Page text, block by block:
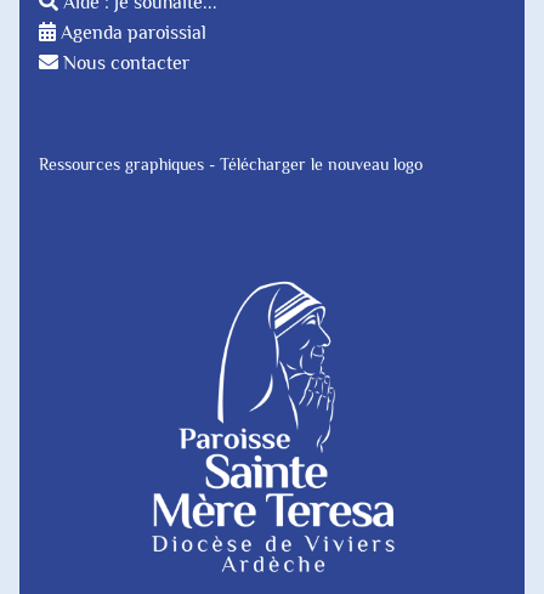
Agenda paroissial
Nous contacter
Ressources graphiques - Télécharger le nouveau logo